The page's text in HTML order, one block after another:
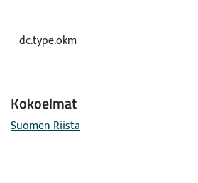
dc.type.okm
Kokoelmat
Suomen Riista